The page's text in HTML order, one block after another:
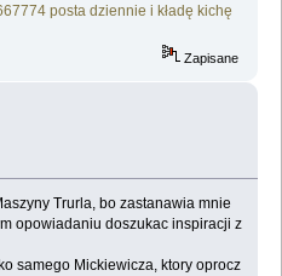
posta dziennie i kładę kichę
Zapisane
Trurla, bo zastanawia mnie
opowiadaniu doszukac inspiracji z
samego Mickiewicza, ktory oprocz